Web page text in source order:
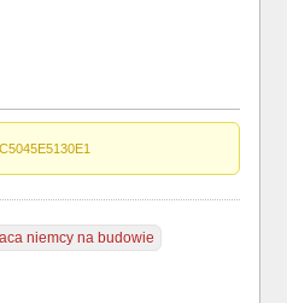
niemcy na budowie